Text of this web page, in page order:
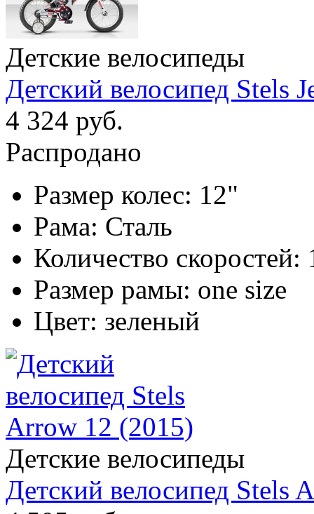
Детские велосипеды
Детский велосипед Stels
4 324 руб.
Распродано
Размер колес: 12"
Рама: Сталь
Количество скоростей:
Размер рамы: one size
Цвет: зеленый
Детские велосипеды
Детский велосипед Stels